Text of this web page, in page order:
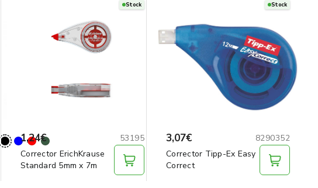
Stock
1,24€
53195
Corrector ErichKrause
Standard 5mm x 7m
Stock
3,07€
8290352
Corrector Tipp-Ex Easy
Correct